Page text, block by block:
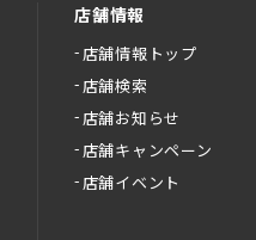
店舗情報
店舗情報トップ
店舗検索
店舗お知らせ
店舗キャンペーン
店舗イベント